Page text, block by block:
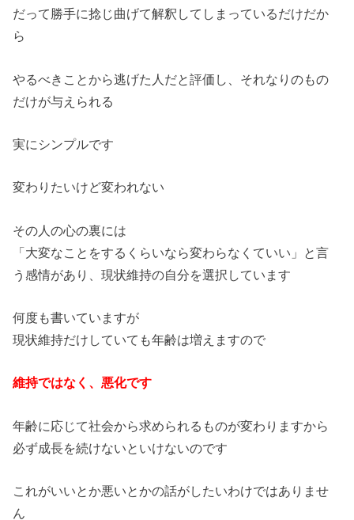
だって勝手に捻じ曲げて解釈してしまっているだけだか
ら
やるべきことから逃げた人だと評価し、それなりのもの
だけが与え られる
実にシンプルです
変わりたいけど変われない
その人の心の裏には
「大変なことをするくらいなら変わらなくていい」と言
う感情があ り、現状維持の自分を選択しています
何度も書いていますが
現状維持だけしていても年齢は増えますので
維持ではなく、悪化です
年齢に応じて社会から求められるものが変わりますから
必ず成長を続けないといけないのです
これがいいとか悪いとかの話がしたいわけではありませ
ん